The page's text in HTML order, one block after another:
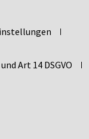
Art 14 DSGVO